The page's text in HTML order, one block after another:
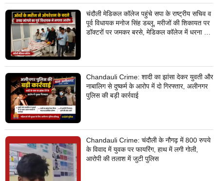
चंदौली मेडिकल कॉलेज पहुंचे सपा के राष्ट्रीय सचिव व
पूर्व विधायक मनोज सिंह डब्लू, मरीजों की शिकायत पर
डॉक्टरों पर जमकर बरसे, मेडिकल कॉलेज में धरना देने
Chandauli Crime: शादी का झांसा देकर युवती और
नाबालिग से दुष्कर्म के आरोप में दो गिरफ्तार, अलीनगर
पुलिस की बड़ी कार्रवाई
Chandauli Crime: चंदौली के नौगढ़ में 800 रुपये
के विवाद में युवक पर फायरिंग, हाथ में लगी गोली,
आरोपी की तलाश में जुटी पुलिस